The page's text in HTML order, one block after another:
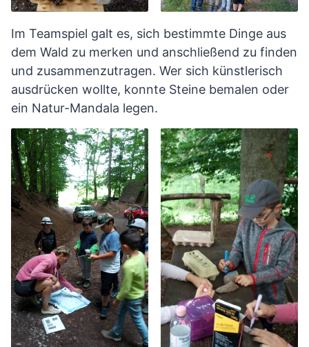
Im Teamspiel galt es, sich bestimmte Dinge aus
dem Wald zu merken und anschließend zu finden
und zusammenzutragen. Wer sich künstlerisch
ausdrücken wollte, konnte Steine bemalen oder
ein Natur-Mandala legen.